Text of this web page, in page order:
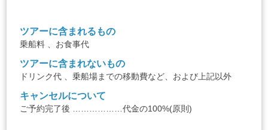
ツアーに含まれるもの
乗船料 、お食事代
ツアーに含まれないもの
ドリンク代 、乗船場までの移動費など、および上記以外
キャンセルについて
ご予約完了後 ………………代金の100%(原則)